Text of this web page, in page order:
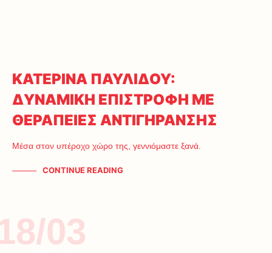
ΚΑΤΕΡΙΝΑ ΠΑΥΛΙΔΟΥ:
ΔΥΝΑΜΙΚΗ ΕΠΙΣΤΡΟΦΗ ΜΕ
ΘΕΡΑΠΕΙΕΣ ΑΝΤΙΓΗΡΑΝΣΗΣ
Μέσα στον υπέροχο χώρο της, γεννιόμαστε ξανά.
CONTINUE READING
03